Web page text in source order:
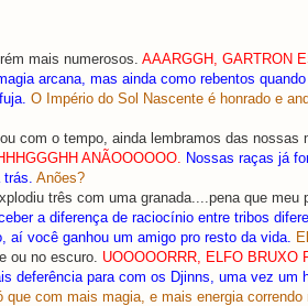
mais numerosos. AAARGGH, GARTRON
arcana, mas ainda como rebentos
O Império do Sol Nascente é honrado e
com o tempo, ainda lembramos das
ANÃOOOOOO.
Nossas raças já
Anões?
três com uma granada....pena que meu
a diferença de raciocínio entre tribos
aí você ganhou um amigo pro resto da vida.
ou no escuro. UOOOOORRR, ELFO BRUXO
deferência para com os Djinns, uma vez um
com mais magia, e mais energia